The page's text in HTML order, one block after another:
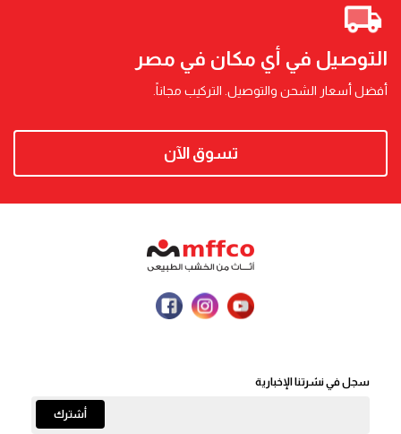
التوصيل في أي مكان في مصر
أفضل أسعار الشحن والتوصيل. التركيب مجاناً.
تسوق الآن
سجل في نشرتنا الإخبارية
أشترك